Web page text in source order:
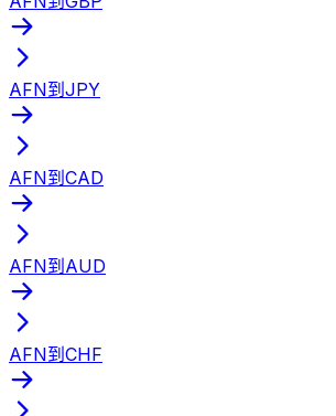
AFN到JPY
AFN到CAD
AFN到AUD
AFN到CHF